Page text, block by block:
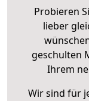
Probieren
lieber
geschulten
Ihrem
Wir sind für